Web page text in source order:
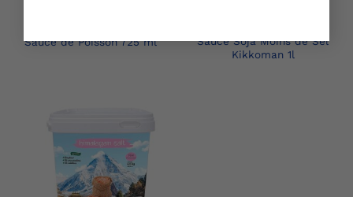
Sauce de Poisson 725 ml
Sauce Soja Moins de Sel
Kikkoman 1l